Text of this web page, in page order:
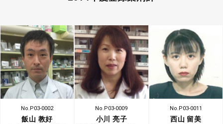
No.P03-0002
飯山 教好
navigate_next
No.P03-0009
小川 亮子
navigate_next
No.P03-0011
西山 留美
navigate_next